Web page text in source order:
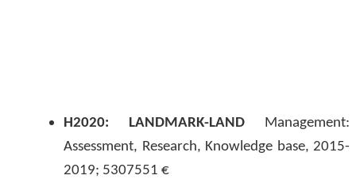
H2020: LANDMARK-LAND Management:
Assessment, Research, Knowledge base, 2015-
2019; 5307551 €